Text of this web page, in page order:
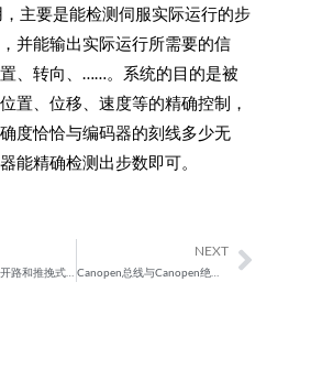
主要是能检测伺服实际运行的步
并能输出实际运行所需要的信
、转向、……。系统的目的是被
置、位移、速度等的精确控制，
度恰恰与编码器的刻线多少无
能精确检测出步数即可。
NEXT Next